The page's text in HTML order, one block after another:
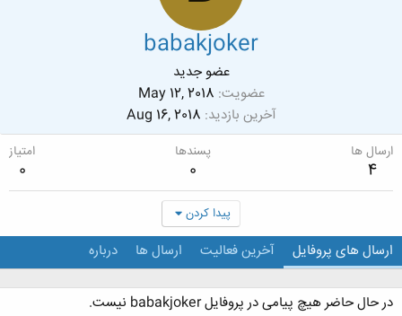
babakjoker
عضو جدید
عضویت May 12, 2018
آخرین بازدید Aug 16, 2018
ارسال ها
4
پسندها
0
امتیاز
0
پیدا کردن
ارسال های پروفایل آخرین فعالیت ارسال ها درباره
در حال حاضر هیچ پیامی در پروفایل babakjoker نیست.